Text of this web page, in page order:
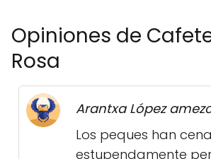
Opiniones de
Rosa
Arantxa López
Los peques han
estupendamente